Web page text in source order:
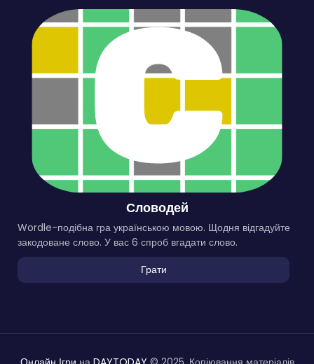
Словодей
Wordle-подібна гра українською мовою. Щодня відгадуйте
закодоване слово. У вас 6 спроб вгадати слово.
Грати